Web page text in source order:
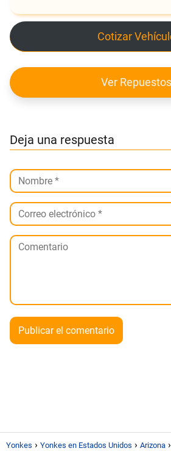
Cotizar
Ver Repuestos
Deja una respuesta
Yonkes Yonkes en Estados Unidos Arizona